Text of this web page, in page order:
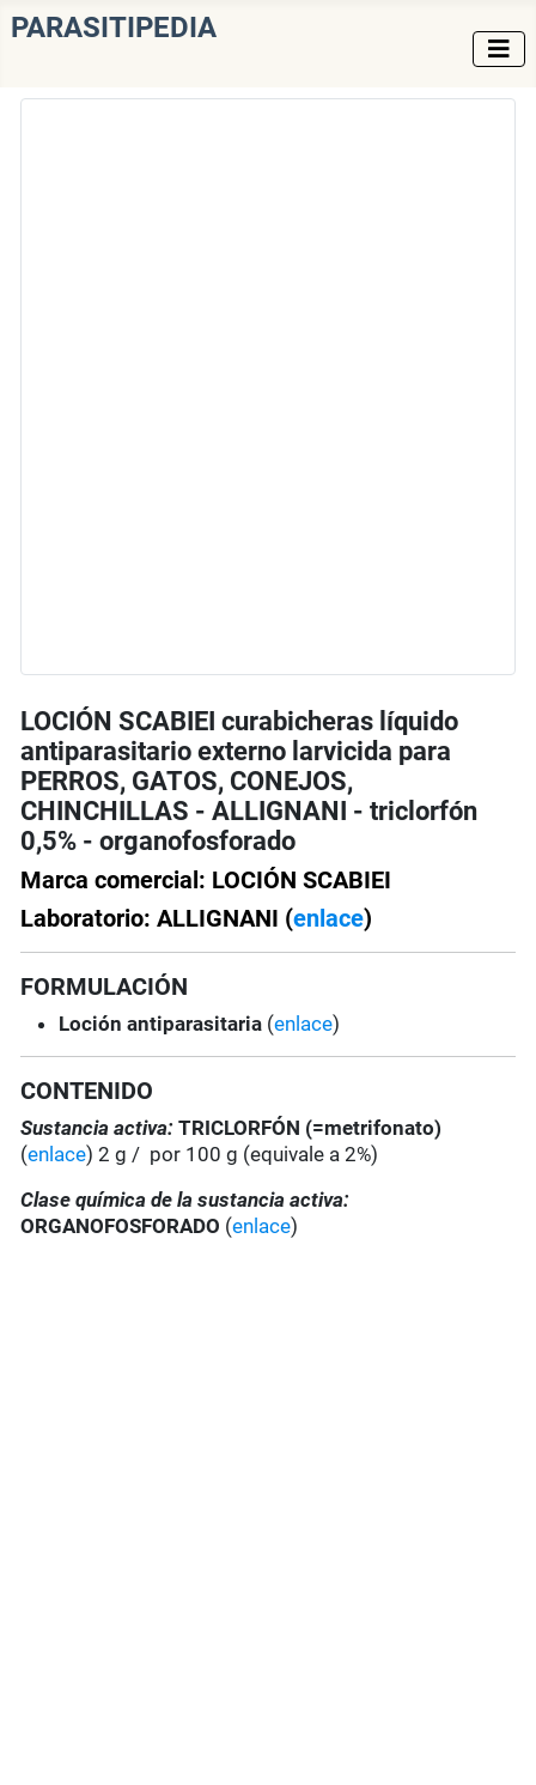
PARASITIPEDIA
LOCIÓN SCABIEI curabicheras líquido
antiparasitario externo larvicida para
PERROS, GATOS, CONEJOS,
CHINCHILLAS - ALLIGNANI - triclorfón
0,5% - organofosforado
Marca comercial: LOCIÓN SCABIEI
Laboratorio: ALLIGNANI (enlace)
FORMULACIÓN
Loción antiparasitaria (enlace)
CONTENIDO
Sustancia activa:TRICLORFÓN (=metrifonato)
(enlace) 2 g / por 100 g (equivale a 2%)
Clase química de la sustancia activa:
ORGANOFOSFORADO (enlace)